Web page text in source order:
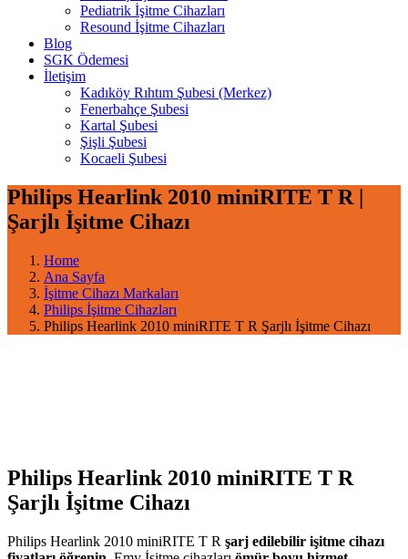
Pediatrik İşitme Cihazları
Resound İşitme Cihazları
Blog
SGK Ödemesi
İletişim
Kadıköy Rıhtım Şubesi (Merkez)
Fenerbahçe Şubesi
Kartal Şubesi
Şişli Şubesi
Kocaeli Şubesi
Philips Hearlink 2010 miniRITE T R |
Şarjlı İşitme Cihazı
Home
Ana Sayfa
İşitme Cihazı Markaları
Philips İşitme Cihazları
Philips Hearlink 2010 miniRITE T R Şarjlı İşitme Cihazı
Philips Hearlink 2010 miniRITE T R
Şarjlı İşitme Cihazı
Philips Hearlink 2010 miniRITE T R şarj edilebilir işitme cihazı